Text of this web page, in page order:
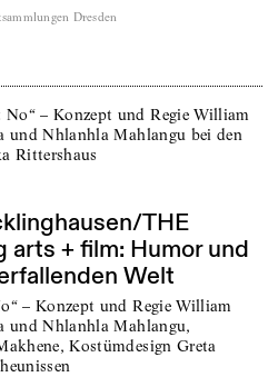
Dresden
THE
arts + film: Humor und
Welt
– Konzept und Regie William
und Nhlanhla Mahlangu,
Kostümdesign Greta